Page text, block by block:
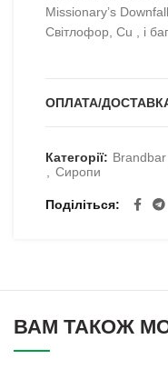
Missionary’s
Світлофор, Cu , і
ОПЛАТА/
Категорії: Brandbar
Сиропи
Поділіться
ВАМ ТАКОЖ